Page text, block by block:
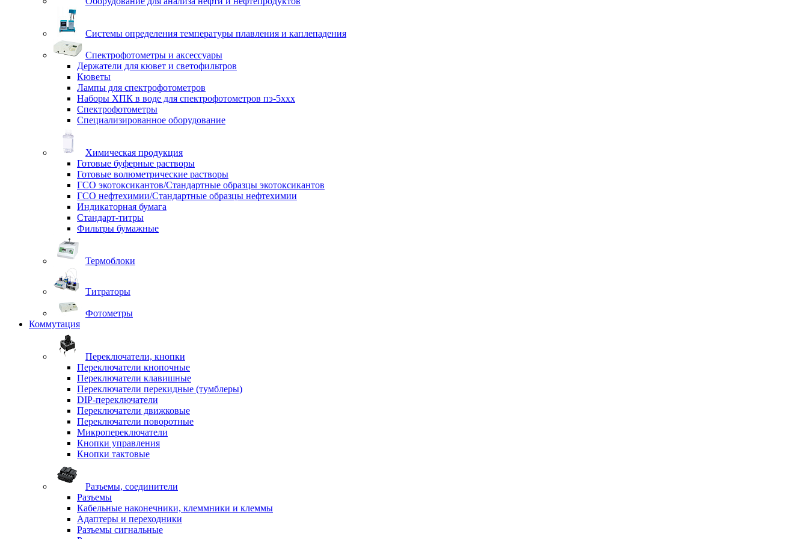
Системы определения температуры плавления и каплепадения
Спектрофотометры и аксессуары
Держатели для кювет и светофильтров
Кюветы
Лампы для спектрофотометров
Наборы ХПК в воде для спектрофотометров пэ-5ххх
Спектрофотометры
Специализированное оборудование
Химическая продукция
Готовые буферные растворы
Готовые волюметрические растворы
ГСО экотоксикантов/Стандартные образцы экотоксикантов
ГСО нефтехимии/Стандартные образцы нефтехимии
Индикаторная бумага
Стандарт-титры
Фильтры бумажные
Термоблоки
Титраторы
Фотометры
Коммутация
Переключатели, кнопки
Переключатели кнопочные
Переключатели клавишные
Переключатели перекидные (тумблеры)
DIP-переключатели
Переключатели движковые
Переключатели поворотные
Микропереключатели
Кнопки управления
Кнопки тактовые
Разъемы, соединители
Разъемы
Кабельные наконечники, клеммники и клеммы
Адаптеры и переходники
Разъемы сигнальные